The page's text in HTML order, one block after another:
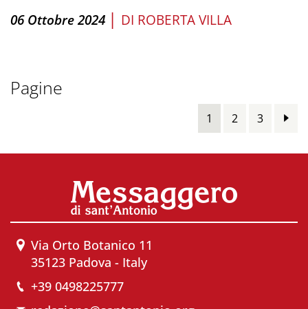
06 Ottobre 2024 | DI ROBERTA VILLA
Pagine
1 2 3
Via Orto Botanico 11
35123 Padova - Italy
+39 0498225777